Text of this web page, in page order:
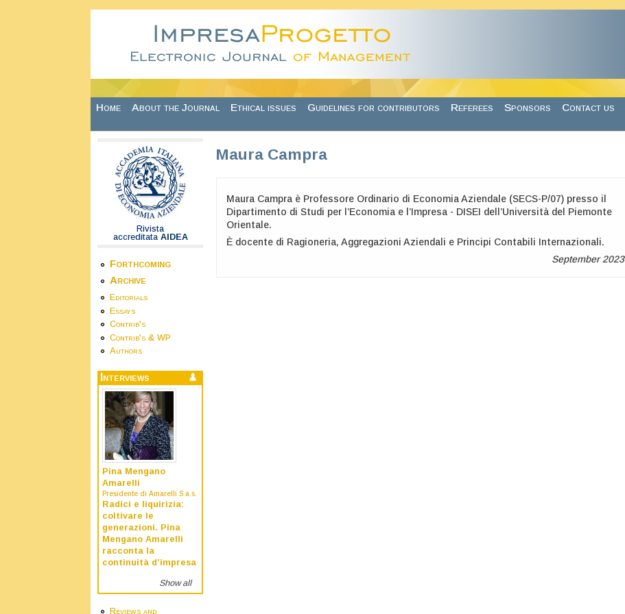
Home About the Journal Ethical issues Guidelines for contributors Referees Sponsors Contact us
Rivista
accreditata AIDEA
Forthcoming
Archive
Editorials
Essays
Contrib's
Contrib's & WP
Authors
Interviews
Pina Mengano
Amarelli
Presidente di Amarelli S.a.s.
Radici e liquirizia:
coltivare le
generazioni. Pina
Mengano Amarelli
racconta la
continuità d’impresa
Show all
Reviews and
Maura Campra
Maura Campra è Professore Ordinario di Economia Aziendale (SECS-P/07) presso il
Dipartimento di Studi per l’Economia e l’Impresa - DISEI dell’Università del Piemonte
Orientale.
È docente di Ragioneria, Aggregazioni Aziendali e Principi Contabili Internazionali.
September 2023